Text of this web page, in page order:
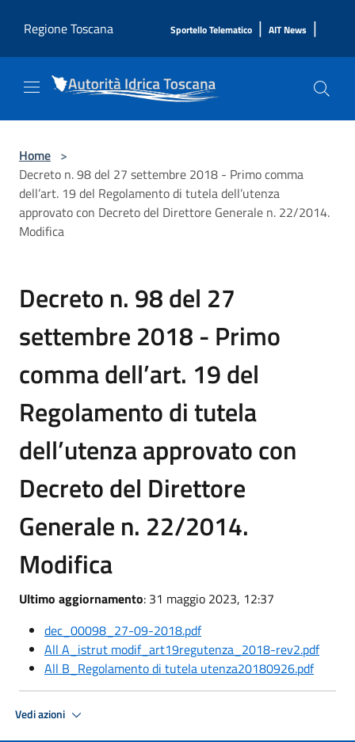
Regione Toscana
Sportello Telematico | AIT News |
Home >
Decreto n. 98 del 27 settembre 2018 - Primo comma
dell’art. 19 del Regolamento di tutela dell’utenza
approvato con Decreto del Direttore Generale n. 22/2014.
Modifica
Decreto n. 98 del 27
settembre 2018 - Primo
comma dell’art. 19 del
Regolamento di tutela
dell’utenza approvato con
Decreto del Direttore
Generale n. 22/2014.
Modifica
Ultimo aggiornamento: 31 maggio 2023, 12:37
dec_00098_27-09-2018.pdf
All A_istrut modif_art19regutenza_2018-rev2.pdf
All B_Regolamento di tutela utenza20180926.pdf
Vedi azioni